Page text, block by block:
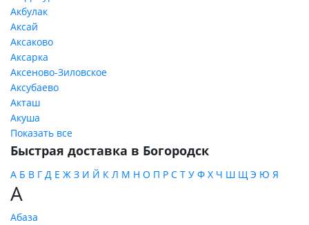
Акбулак
Аксай
Аксаково
Аксарка
Аксеново-Зиловское
Аксубаево
Акташ
Акуша
Показать все
Быстрая доставка в Богородск
А Б В Г Д Е Ж З И Й К Л М Н О П Р С Т У Ф Х Ч Ш Щ Э Ю Я
А
Абаза